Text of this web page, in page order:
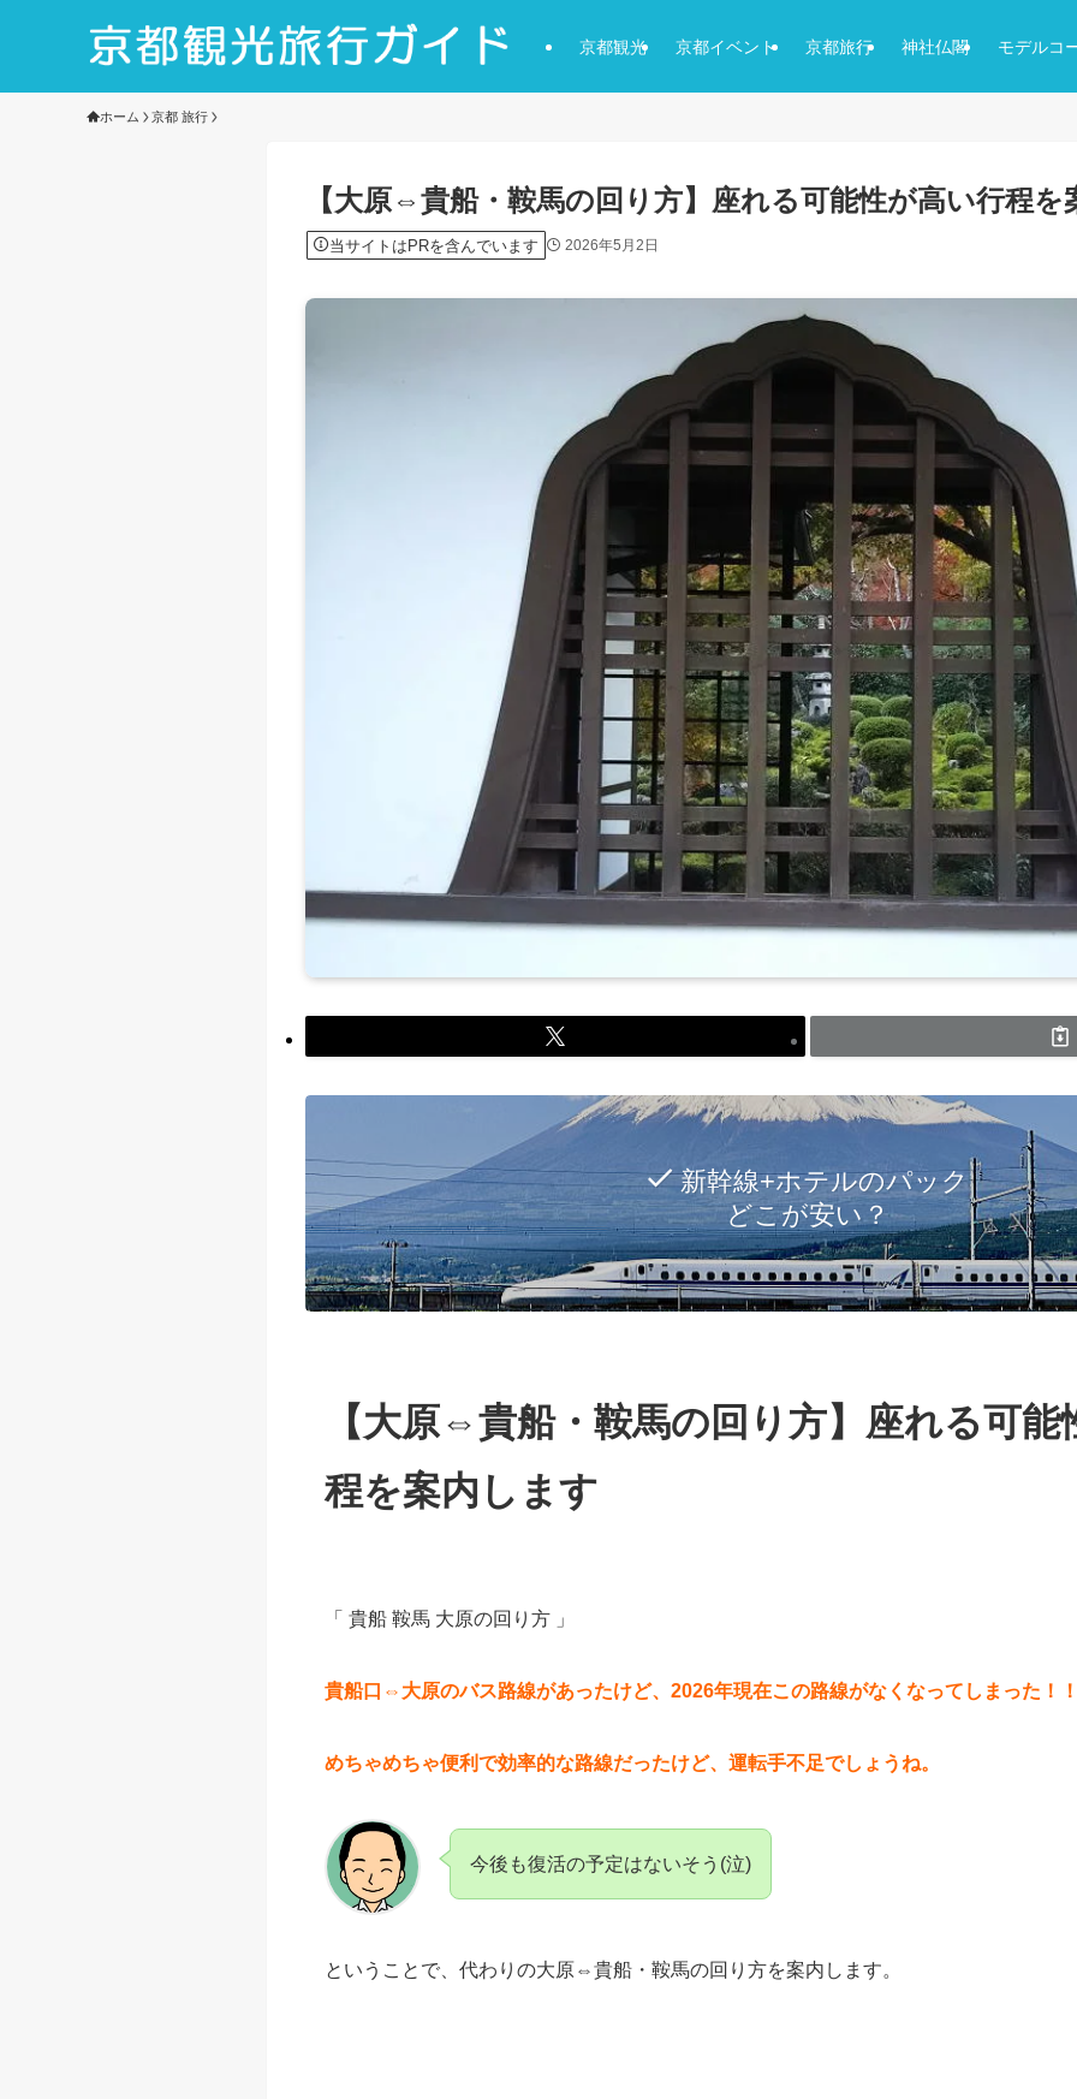
京都観光 京都イベント 京都旅行 神社仏閣 モデルコ
ホーム 京都 旅行
【大原⇔貴船・鞍馬の回り方】座れる可能性が高い行程を
当サイトはPRを含んでいます 2026年5月2日
新幹線+ホテルのパック
どこが安い？
【大原⇔貴船・鞍馬の回り方】座れる可能
程を案内します
「 貴船 鞍馬 大原の回り方 」
貴船口⇔大原のバス路線があったけど、2026年現在この路線がなくなってしまった！
めちゃめちゃ便利で効率的な路線だったけど、運転手不足でしょうね。
今後も復活の予定はないそう(泣)
ということで、代わりの大原⇔貴船・鞍馬の回り方を案内します。